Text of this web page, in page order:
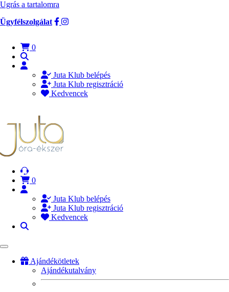
Ugrás a tartalomra
Ügyfélszolgálat
0
Juta Klub belépés
Juta Klub regisztráció
Kedvencek
0
Juta Klub belépés
Juta Klub regisztráció
Kedvencek
Ajándékötletek
Ajándékutalvány